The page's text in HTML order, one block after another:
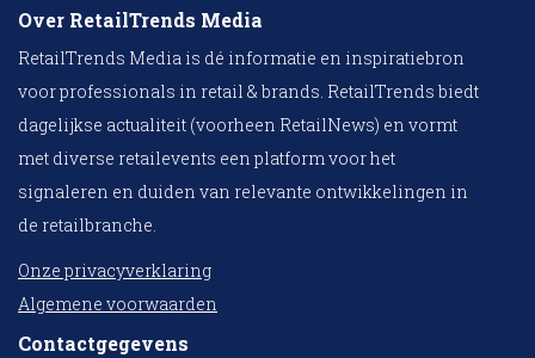
Over RetailTrends Media
RetailTrends Media is dé informatie en inspiratiebron
voor professionals in retail & brands. RetailTrends biedt
dagelijkse actualiteit (voorheen RetailNews) en vormt
met diverse retailevents een platform voor het
signaleren en duiden van relevante ontwikkelingen in
de retailbranche.
Onze privacyverklaring
Algemene voorwaarden
Contactgegevens